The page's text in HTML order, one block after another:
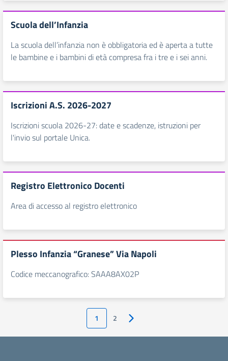
Scuola dell’Infanzia
La scuola dell’infanzia non è obbligatoria ed è aperta a tutte
le bambine e i bambini di età compresa fra i tre e i sei anni.
Iscrizioni A.S. 2026-2027
Iscrizioni scuola 2026-27: date e scadenze, istruzioni per
l'invio sul portale Unica.
Registro Elettronico Docenti
Area di accesso al registro elettronico
Plesso Infanzia “Granese” Via Napoli
Codice meccanografico: SAAA8AX02P
1 2 Pagina successiva